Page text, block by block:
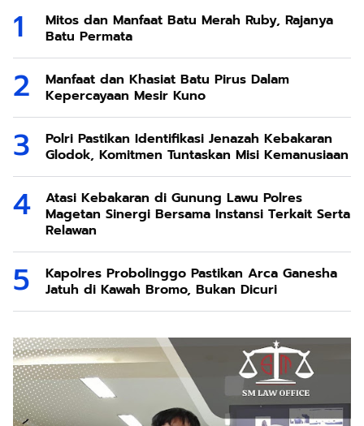
Mitos dan Manfaat Batu Merah Ruby, Rajanya
Batu Permata
Manfaat dan Khasiat Batu Pirus Dalam
Kepercayaan Mesir Kuno
Polri Pastikan Identifikasi Jenazah Kebakaran
Glodok, Komitmen Tuntaskan Misi Kemanusiaan
Atasi Kebakaran di Gunung Lawu Polres
Magetan Sinergi Bersama Instansi Terkait Serta
Relawan
Kapolres Probolinggo Pastikan Arca Ganesha
Jatuh di Kawah Bromo, Bukan Dicuri